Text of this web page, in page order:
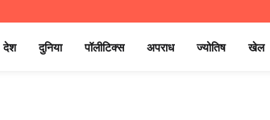
देश दुनिया पॉलीटिक्स अपराध ज्योतिष खेल